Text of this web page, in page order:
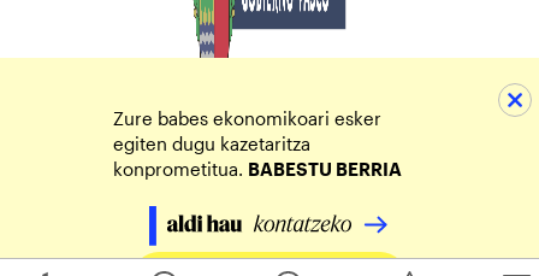
Zure babes ekonomikoari esker
egiten dugu kazetaritza
konprometitua. BABESTU BERRIA